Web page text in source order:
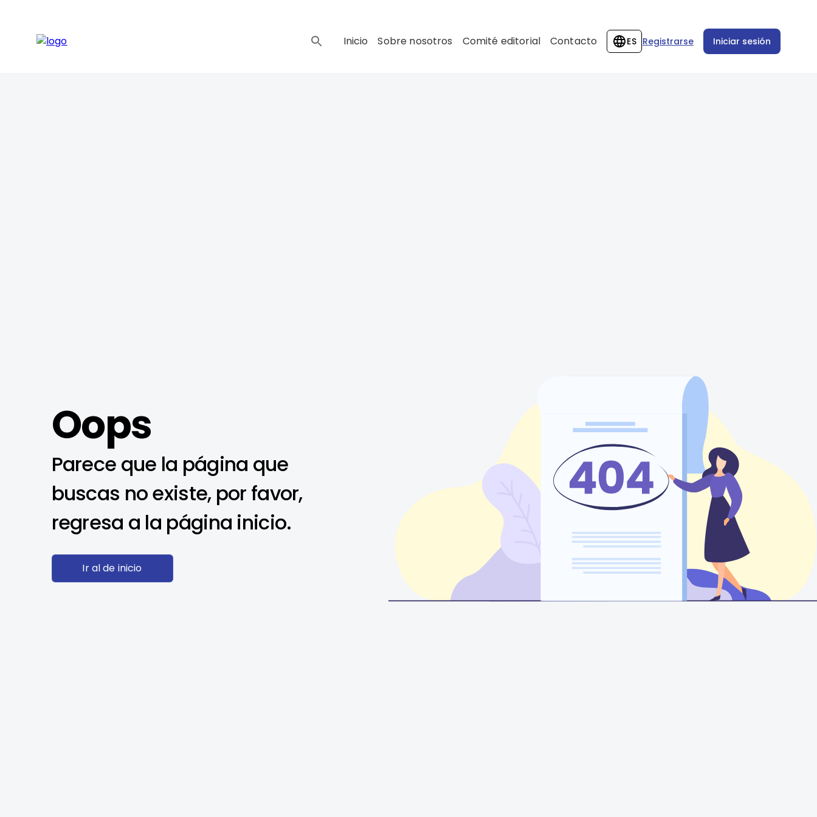
Inicio Sobre nosotros Comité editorial Contacto ES Registrarse Iniciar sesión
Oops
Parece que la página que
buscas no existe, por favor,
regresa a la página inicio.
Ir al de inicio